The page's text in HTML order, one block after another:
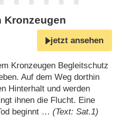
Kronzeugen
jetzt ansehen
Kronzeugen Begleitschutz
Auf dem Weg dorthin
Hinterhalt und werden
ihnen die Flucht. Eine
beginnt … (Text: Sat.1)